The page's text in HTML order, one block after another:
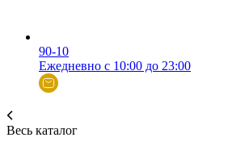
90-10
Ежедневно с 10:00 до 23:00
Весь каталог